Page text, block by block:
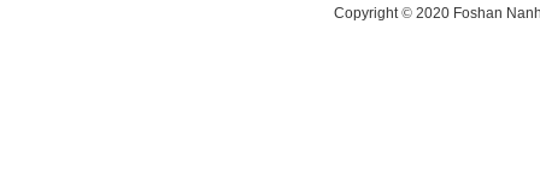
Copyright© 2020 Foshan